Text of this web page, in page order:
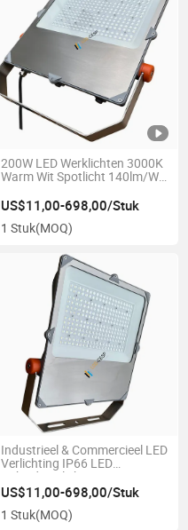
200W LED Werklichten 3000K
Warm Wit Spotlicht 140lm/W
US$11,00-698,00/Stuk
1 Stuk(MOQ)
Industrieel & Commercieel LED
Verlichting IP66 LED
Gebiedsverlichting 100W LED
Flood Area Light - 15, 000
Lumen - 450W Metaalhalide
Equivalent - 5700K
US$11,00-698,00/Stuk
1 Stuk(MOQ)